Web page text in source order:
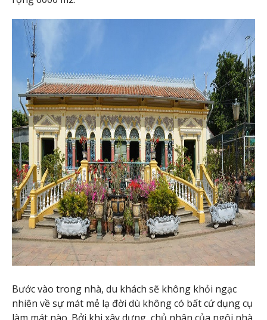
Bước vào trong nhà, du khách sẽ không khỏi ngạc
nhiên về sự mát mẻ lạ đời dù không có bất cứ dụng cụ